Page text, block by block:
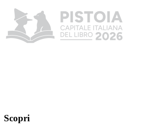
Scopri